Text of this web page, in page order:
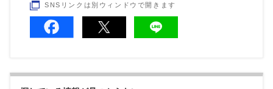
SNSリンクは別ウィンドウで開きます